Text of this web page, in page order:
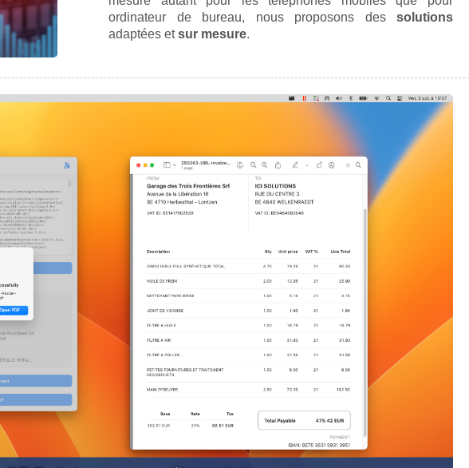
ordinateur de bureau, nous proposons des solutions
adaptées etsur mesure.